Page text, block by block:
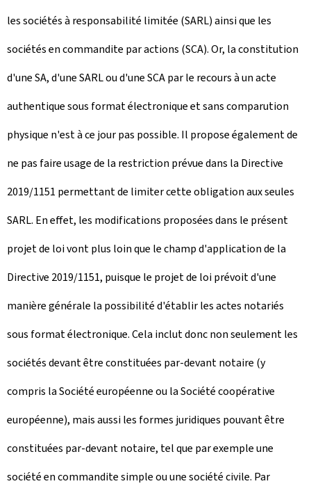
les sociétés à responsabilité limitée (SARL) ainsi que les
sociétés en commandite par actions (SCA). Or, la constitution
d'une SA, d'une SARL ou d'une SCA par le recours à un acte
authentique sous format électronique et sans comparution
physique n'est à ce jour pas possible. Il propose également de
ne pas faire usage de la restriction prévue dans la Directive
2019/1151 permettant de limiter cette obligation aux seules
SARL. En effet, les modifications proposées dans le présent
projet de loi vont plus loin que le champ d'application de la
Directive 2019/1151, puisque le projet de loi prévoit d'une
manière générale la possibilité d'établir les actes notariés
sous format électronique. Cela inclut donc non seulement les
sociétés devant être constituées par-devant notaire (y
compris la Société européenne ou la Société coopérative
européenne), mais aussi les formes juridiques pouvant être
constituées par-devant notaire, tel que par exemple une
société en commandite simple ou une société civile. Par